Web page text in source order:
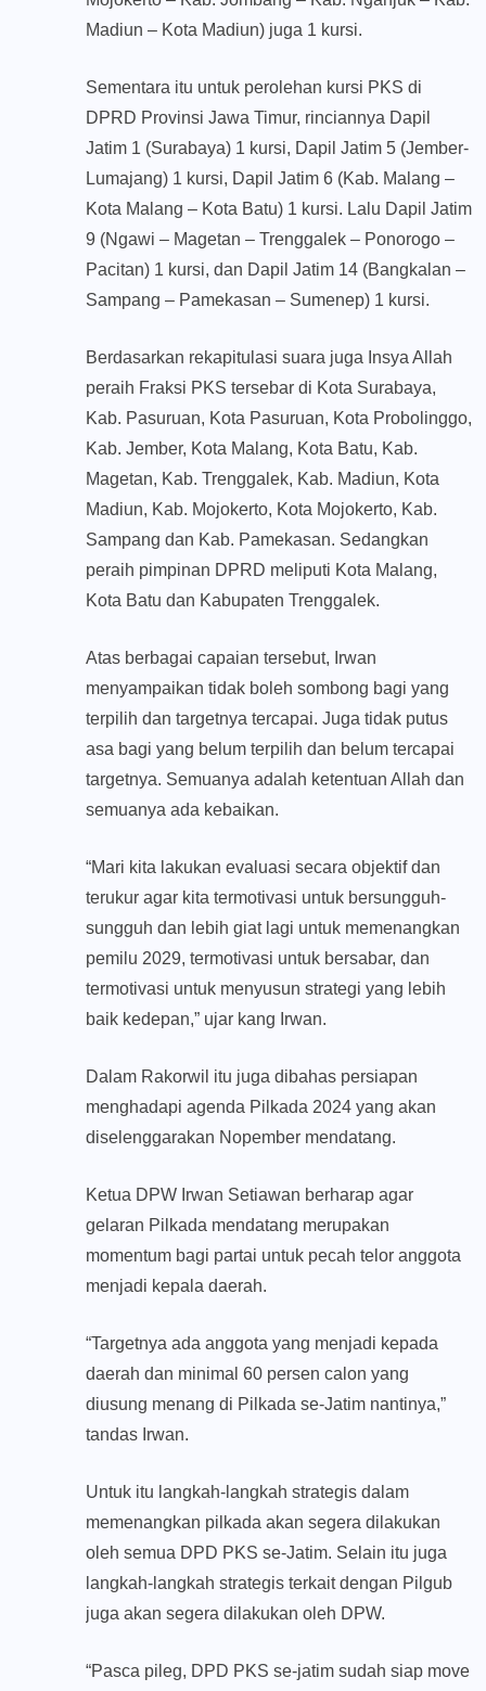
Madiun – Kota Madiun) juga 1 kursi.
Sementara itu untuk perolehan kursi PKS di
DPRD Provinsi Jawa Timur, rinciannya Dapil
Jatim 1 (Surabaya) 1 kursi, Dapil Jatim 5 (Jember-
Lumajang) 1 kursi, Dapil Jatim 6 (Kab. Malang –
Kota Malang – Kota Batu) 1 kursi. Lalu Dapil Jatim
9 (Ngawi – Magetan – Trenggalek – Ponorogo –
Pacitan) 1 kursi, dan Dapil Jatim 14 (Bangkalan –
Sampang – Pamekasan – Sumenep) 1 kursi.
Berdasarkan rekapitulasi suara juga Insya Allah
peraih Fraksi PKS tersebar di Kota Surabaya,
Kab. Pasuruan, Kota Pasuruan, Kota Probolinggo,
Kab. Jember, Kota Malang, Kota Batu, Kab.
Magetan, Kab. Trenggalek, Kab. Madiun, Kota
Madiun, Kab. Mojokerto, Kota Mojokerto, Kab.
Sampang dan Kab. Pamekasan. Sedangkan
peraih pimpinan DPRD meliputi Kota Malang,
Kota Batu dan Kabupaten Trenggalek.
Atas berbagai capaian tersebut, Irwan
menyampaikan tidak boleh sombong bagi yang
terpilih dan targetnya tercapai. Juga tidak putus
asa bagi yang belum terpilih dan belum tercapai
targetnya. Semuanya adalah ketentuan Allah dan
semuanya ada kebaikan.
“Mari kita lakukan evaluasi secara objektif dan
terukur agar kita termotivasi untuk bersungguh-
sungguh dan lebih giat lagi untuk memenangkan
pemilu 2029, termotivasi untuk bersabar, dan
termotivasi untuk menyusun strategi yang lebih
baik kedepan,” ujar kang Irwan.
Dalam Rakorwil itu juga dibahas persiapan
menghadapi agenda Pilkada 2024 yang akan
diselenggarakan Nopember mendatang.
Ketua DPW Irwan Setiawan berharap agar
gelaran Pilkada mendatang merupakan
momentum bagi partai untuk pecah telor anggota
menjadi kepala daerah.
“Targetnya ada anggota yang menjadi kepada
daerah dan minimal 60 persen calon yang
diusung menang di Pilkada se-Jatim nantinya,”
tandas Irwan.
Untuk itu langkah-langkah strategis dalam
memenangkan pilkada akan segera dilakukan
oleh semua DPD PKS se-Jatim. Selain itu juga
langkah-langkah strategis terkait dengan Pilgub
juga akan segera dilakukan oleh DPW.
“Pasca pileg, DPD PKS se-jatim sudah siap move